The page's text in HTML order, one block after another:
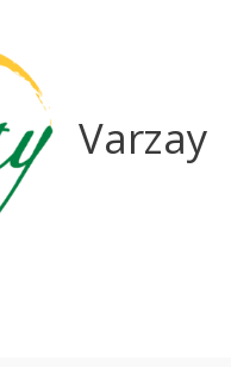
Varzay